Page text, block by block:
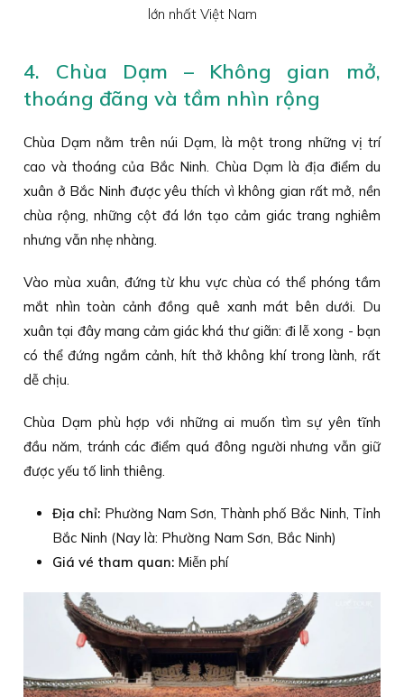
lớn nhất Việt Nam
4. Chùa Dạm – Không gian mở,
thoáng đãng và tầm nhìn rộng
Chùa Dạm nằm trên núi Dạm, là một trong những vị trí
cao và thoáng của Bắc Ninh. Chùa Dạm là địa điểm du
xuân ở Bắc Ninh được yêu thích vì không gian rất mở, nền
chùa rộng, những cột đá lớn tạo cảm giác trang nghiêm
nhưng vẫn nhẹ nhàng.
Vào mùa xuân, đứng từ khu vực chùa có thể phóng tầm
mắt nhìn toàn cảnh đồng quê xanh mát bên dưới. Du
xuân tại đây mang cảm giác khá thư giãn: đi lễ xong - bạn
có thể đứng ngắm cảnh, hít thở không khí trong lành, rất
dễ chịu.
Chùa Dạm phù hợp với những ai muốn tìm sự yên tĩnh
đầu năm, tránh các điểm quá đông người nhưng vẫn giữ
được yếu tố linh thiêng.
Địa chỉ: Phường Nam Sơn, Thành phố Bắc Ninh, Tỉnh
Bắc Ninh (Nay là: Phường Nam Sơn, Bắc Ninh)
Giá vé tham quan: Miễn phí